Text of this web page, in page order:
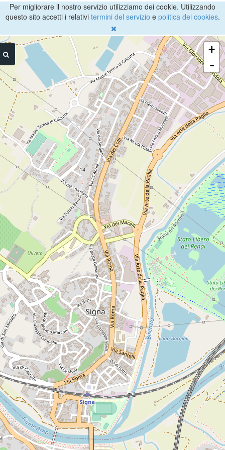
Per migliorare il nostro servizio utilizziamo dei cookie. Utilizzando
questo sito accetti i relativi termini del servizio e politica dei cookies.
+
-